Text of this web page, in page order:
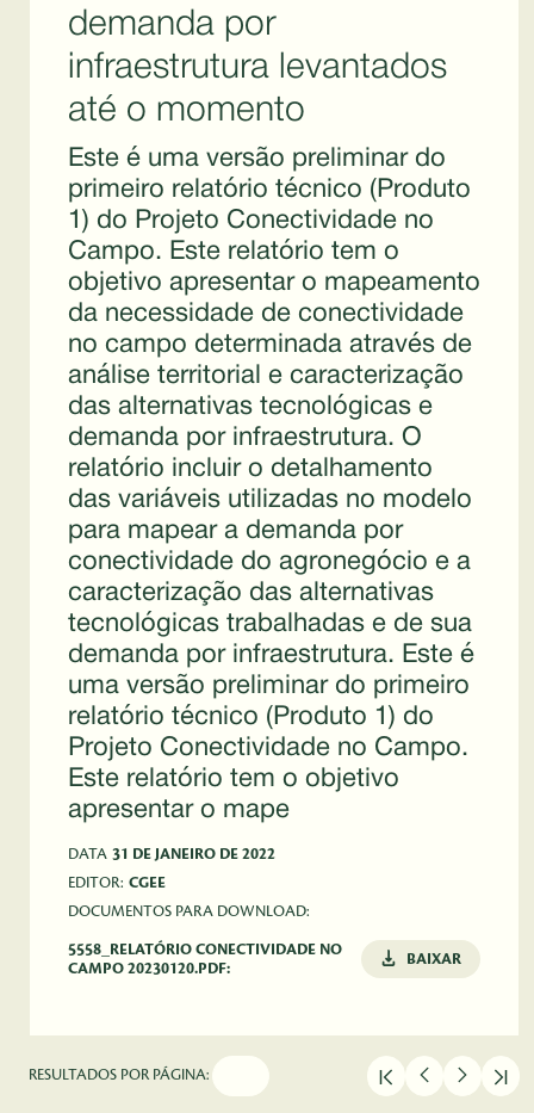
demanda por
infraestrutura levantados
até o momento
Este é uma versão preliminar do
primeiro relatório técnico (Produto
1) do Projeto Conectividade no
Campo. Este relatório tem o
objetivo apresentar o mapeamento
da necessidade de conectividade
no campo determinada através de
análise territorial e caracterização
das alternativas tecnológicas e
demanda por infraestrutura. O
relatório incluir o detalhamento
das variáveis utilizadas no modelo
para mapear a demanda por
conectividade do agronegócio e a
caracterização das alternativas
tecnológicas trabalhadas e de sua
demanda por infraestrutura. Este é
uma versão preliminar do primeiro
relatório técnico (Produto 1) do
Projeto Conectividade no Campo.
Este relatório tem o objetivo
apresentar o mape
DATA 31 DE JANEIRO DE 2022
EDITOR: CGEE
DOCUMENTOS PARA DOWNLOAD:
5558_RELATÓRIO CONECTIVIDADE NO
CAMPO 20230120.PDF:
BAIXAR
RESULTADOS POR PÁGINA: